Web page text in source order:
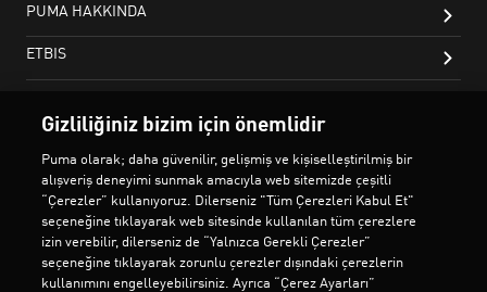
Gizliliğiniz bizim için önemlidir
Puma olarak; daha güvenilir, gelişmiş ve kişiselleştirilmiş bir
alışveriş deneyimi sunmak amacıyla web sitemizde çeşitli
“Çerezler” kullanıyoruz. Dilerseniz "Tüm Çerezleri Kabul Et"
seçeneğine tıklayarak web sitesinde kullanılan tüm çerezlere
izin verebilir, dilerseniz de “Yalnızca Gerekli Çerezler”
seçeneğine tıklayarak zorunlu çerezler dışındaki çerezlerin
kullanımını engelleyebilirsiniz. Ayrıca “Çerez Ayarları”